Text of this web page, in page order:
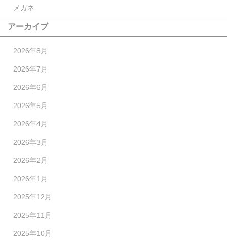
メガネ
アーカイブ
2026年8月
2026年7月
2026年6月
2026年5月
2026年4月
2026年3月
2026年2月
2026年1月
2025年12月
2025年11月
2025年10月